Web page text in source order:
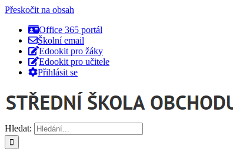
Přeskočit na obsah
Office 365 portál
Školní email
Edookit pro žáky
Edookit pro učitele
Přihlásit se
Hledat: